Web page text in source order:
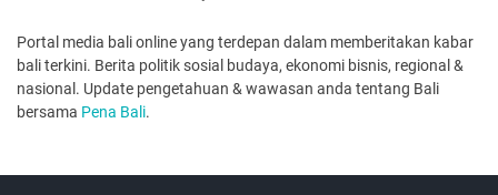
Portal media bali online yang terdepan dalam memberitakan kabar
bali terkini. Berita politik sosial budaya, ekonomi bisnis, regional &
nasional. Update pengetahuan & wawasan anda tentang Bali
bersama Pena Bali.